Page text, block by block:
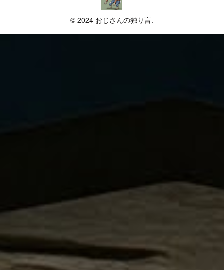
© 2024 おじさんの独り言.